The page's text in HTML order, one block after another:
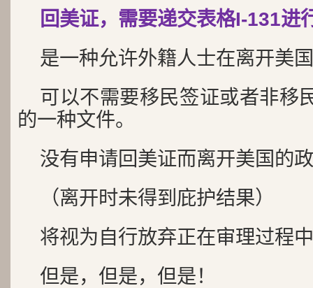
回美证，需要递交表格I-131进
是一种允许外籍人士在离开美
可以不需要移民签证或者非移
的一种文件。
没有申请回美证而离开美国的
（离开时未得到庇护结果）
将视为自行放弃正在审理过程
但是，但是，但是！